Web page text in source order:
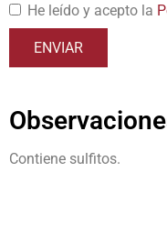
He leído y acepto la
Contiene sulfitos.